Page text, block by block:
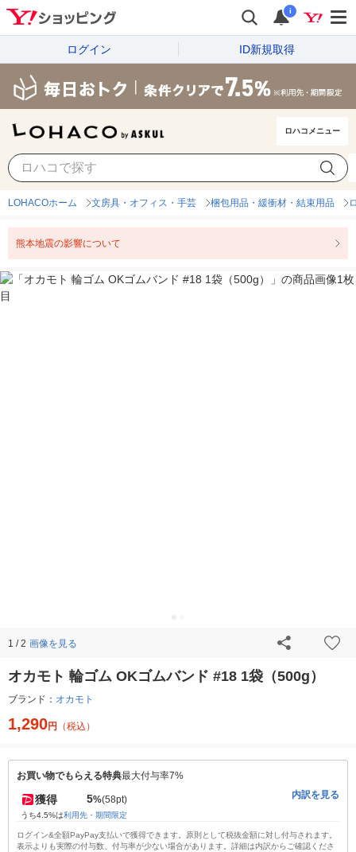
i
ログイン ID新規取得
ロハコメニュー
LOHACOホーム 文房具・オフィス・手芸 梱包用品・緩衝材・結束用品
熊本地震の影響について
1 / 2 画像を見る
オカモト 輪ゴム OKゴムバンド #18 1袋（500g）
ブランド： オカモト
1,290円 （税込）
お買い物でもらえる特典最大付与率7%
獲得 5%(58pt)
うち4.5%は利用先・期間限定
内訳を見る
ログイン&全額PayPay支払いで獲得できます。原則として税抜金額に対し付与されます。
表示よりも実際の付与数、付与率が少ない場合があります。詳細は内訳からご確認くださ